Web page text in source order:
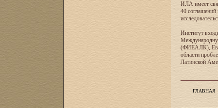
ИЛА имеет
40 соглашений
Институт
(ФИЕАЛК),
области
Латинской
ГЛАВНАЯ